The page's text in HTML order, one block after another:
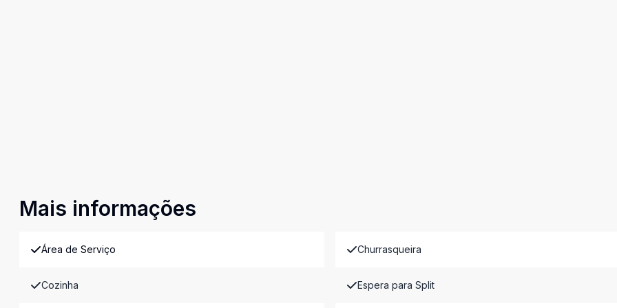
Mais informações
Área de Serviço Churrasqueira
Cozinha Espera para Split